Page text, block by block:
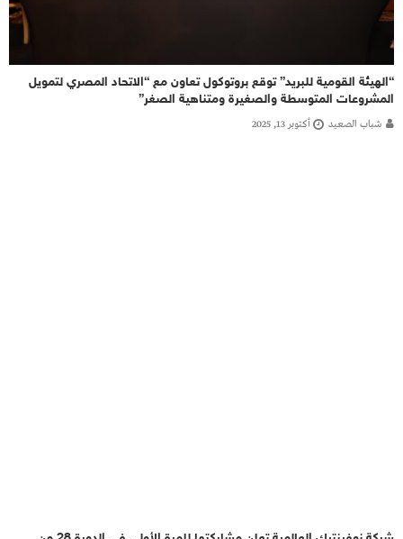
“الهيئة القومية للبريد” توقع بروتوكول تعاون مع “الاتحاد المصري لتمويل
المشروعات المتوسطة والصغيرة ومتناهية الصغر”
شباب الصعيد أكتوبر 13, 2025